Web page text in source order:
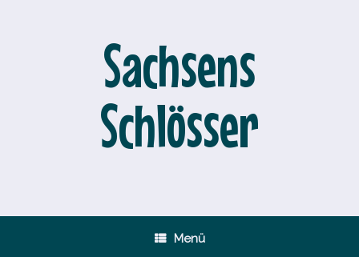
Sachsens
Schlösser
Menü